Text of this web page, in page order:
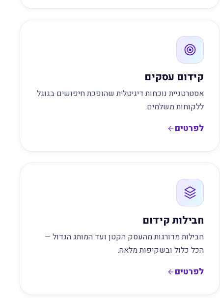
קידום עסקים
אסטרטגיית נוכחות דיגיטלית שהופכת חיפושים בגוגל
ללקוחות משלמים.
לפרטים
חבילות קידום
חבילות מדורגות מהעסק הקטן ועד המותג הגדול —
הכל כלול ובשקיפות מלאה.
לפרטים